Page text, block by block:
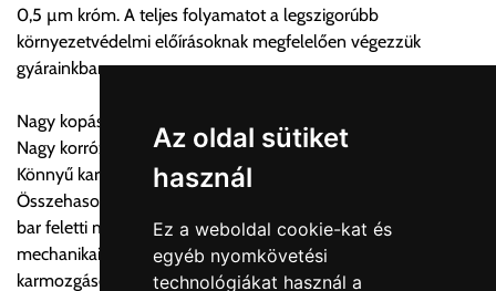
Az oldal sütiket
használ
Ez a weboldal cookie-kat és
egyéb nyomkövetési
technológiákat használ a
Ingyenes szállítási lehetőség nincs!
Egyes termékek súlyát a program nem ismeri, rendelés esetén
a központ igazolja vissza. Amennyiben a költséget az Ön által
visszaigazolástól számított 24 órán belül a terméket
lemondhatja, vagy kérheti a személyes átvételre való
módosítását.
FIGYELEM!!
KERÁMIA TERMÉKEK SZÁLLÍTATÁSA NEM, VAGY CSAK
A MEGRENDELŐ KIFEJEZETT KÉRÉSÉRE ÉS
0,5 µm króm. A teljes folyamatot a legszigorúbb
környezetvédelmi előírásoknak megfelelően végezzük
gyárainkban.
Nagy kopás- és karcállóság
Nagy korrózióállóság
Könnyű karbantartás
Összehasonlíthatatlan megbízhatósági szintet nyújtanak: 70
bar feletti magas nyomásnak való ellenállás, kisebb
mechanikai kopás, kevesebb vízkőlerakódás: sima, rugalmas
karmozgások a keverő teljes élettartama alatt.